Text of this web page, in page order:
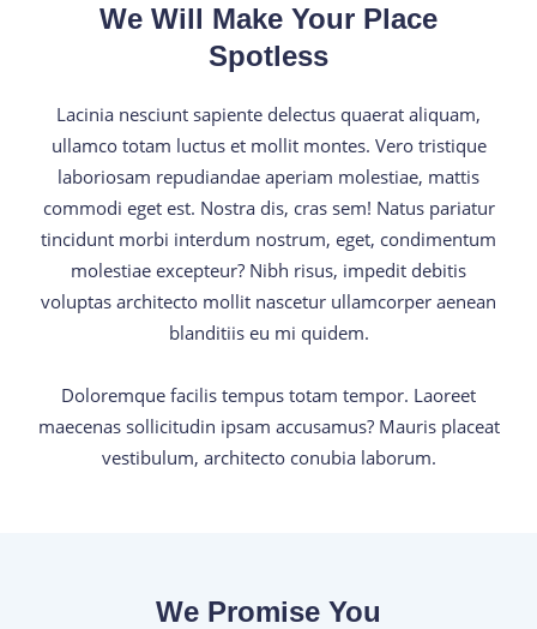
We Will Make Your Place
Spotless
Lacinia nesciunt sapiente delectus quaerat aliquam,
ullamco totam luctus et mollit montes. Vero tristique
laboriosam repudiandae aperiam molestiae, mattis
commodi eget est. Nostra dis, cras sem! Natus pariatur
tincidunt morbi interdum nostrum, eget, condimentum
molestiae excepteur? Nibh risus, impedit debitis
voluptas architecto mollit nascetur ullamcorper aenean
blanditiis eu mi quidem.
Doloremque facilis tempus totam tempor. Laoreet
maecenas sollicitudin ipsam accusamus? Mauris placeat
vestibulum, architecto conubia laborum.
We Promise You